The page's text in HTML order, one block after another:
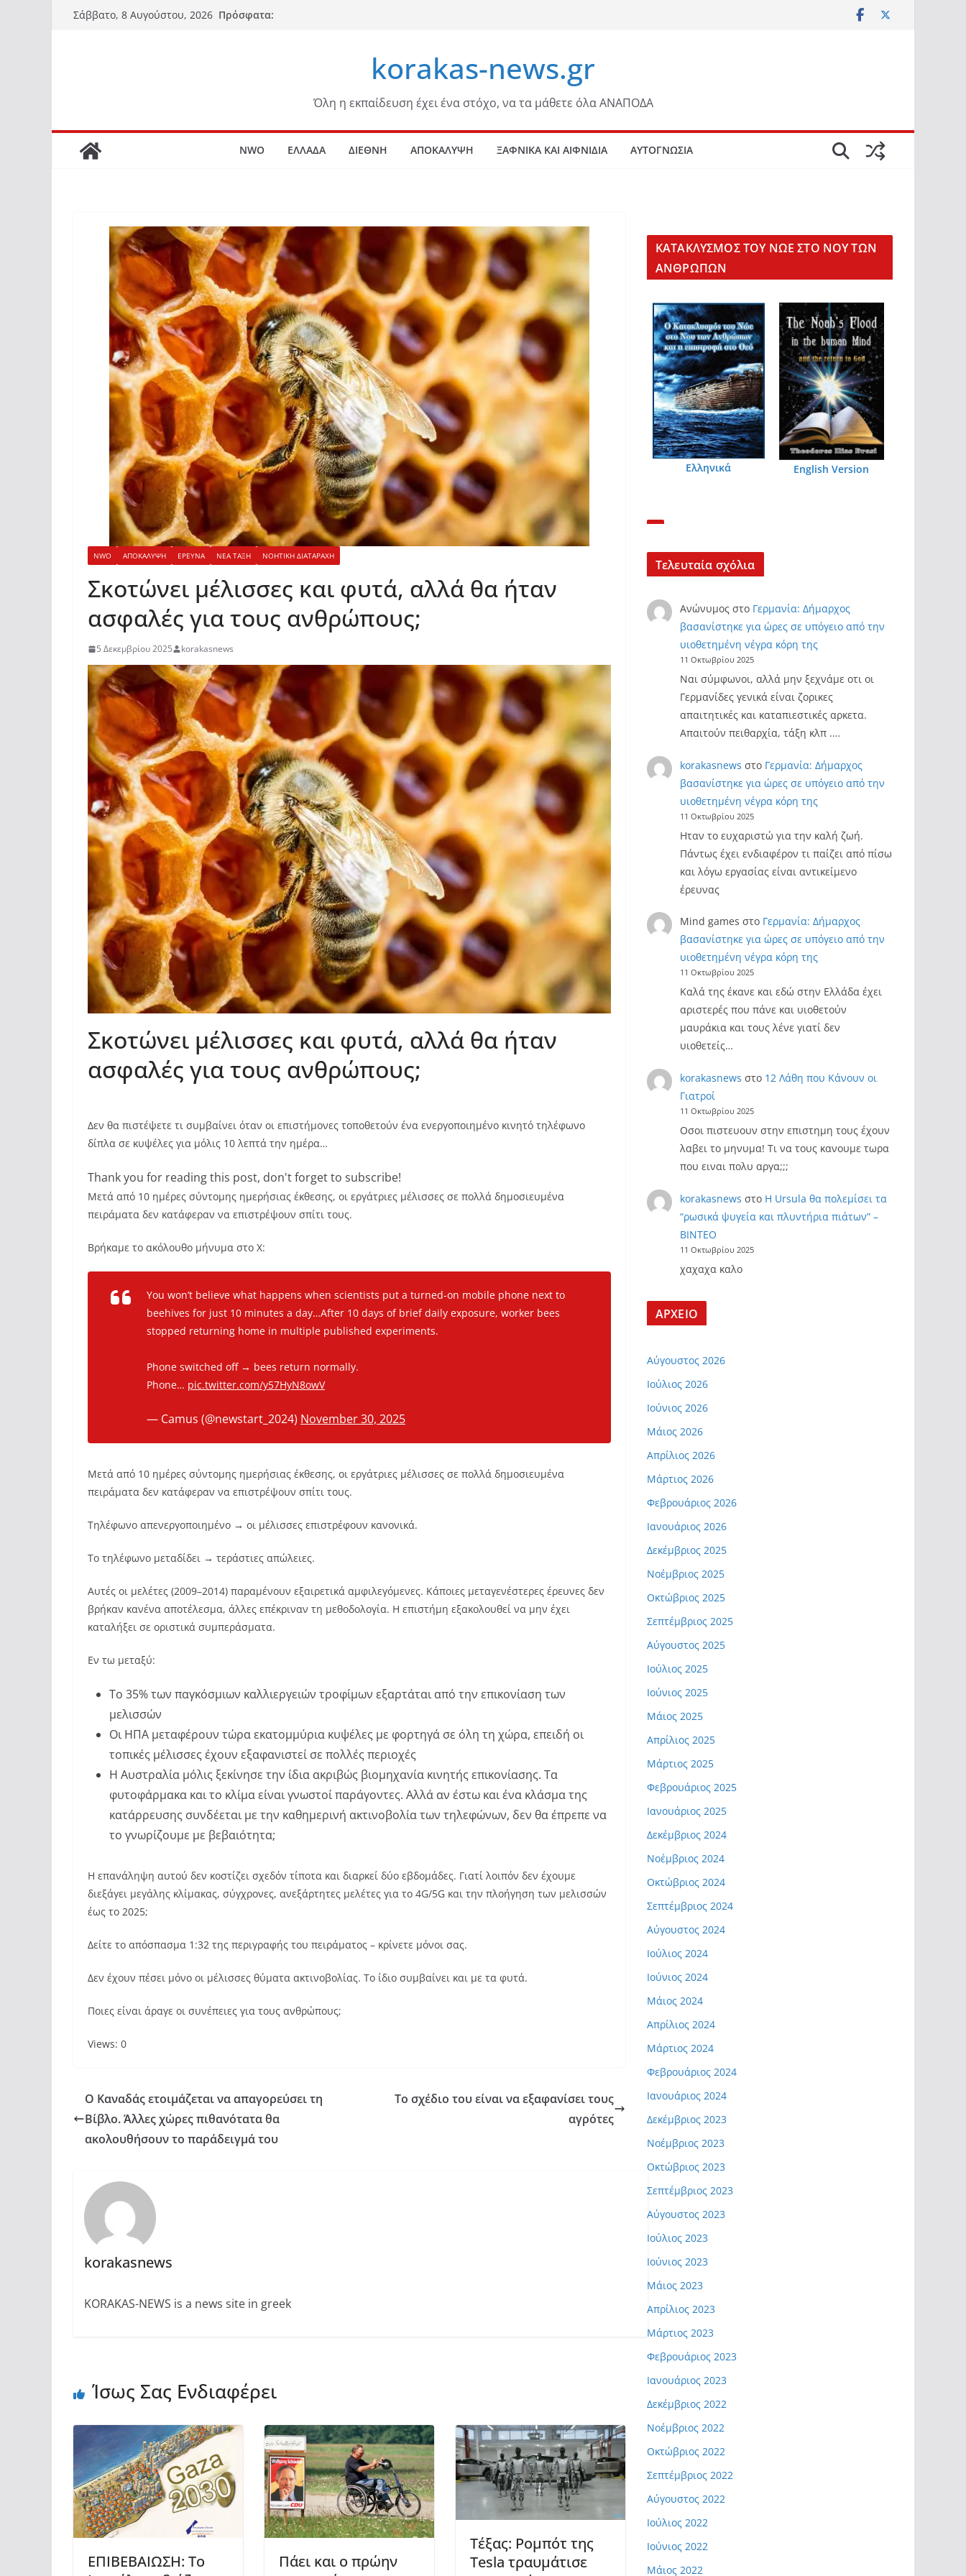
Μετάβαση
Σάββατο, 8 Αυγούστου, 2026 Πρόσφατα:
korakas-news.gr
Όλη η εκπαίδευση έχει ένα στόχο, να τα μάθετε όλα ΑΝΑΠΟΔΑ
NWO ΕΛΛΑΔΑ ΔΙΕΘΝΗ ΑΠΟΚΑΛΥΨΗ ΞΑΦΝΙΚΑ ΚΑΙ ΑΙΦΝΙΔΙΑ ΑΥΤΟΓΝΩΣΙΑ
NWO ΑΠΟΚΑΛΥΨΗ ΕΡΕΥΝΑ ΝΕΑ ΤΑΞΗ ΝΟΗΤΙΚΗ ΔΙΑΤΑΡΑΧΗ
Σκοτώνει μέλισσες και φυτά, αλλά θα ήταν
ασφαλές για τους ανθρώπους;
5 Δεκεμβρίου 2025 korakasnews
Σκοτώνει μέλισσες και φυτά, αλλά θα ήταν
ασφαλές για τους ανθρώπους;
Δεν θα πιστέψετε τι συμβαίνει όταν οι επιστήμονες τοποθετούν ένα ενεργοποιημένο κινητό τηλέφωνο
δίπλα σε κυψέλες για μόλις 10 λεπτά την ημέρα…
Thank you for reading this post, don't forget to subscribe!
Μετά από 10 ημέρες σύντομης ημερήσιας έκθεσης, οι εργάτριες μέλισσες σε πολλά δημοσιευμένα
πειράματα δεν κατάφεραν να επιστρέψουν σπίτι τους.
Βρήκαμε το ακόλουθο μήνυμα στο X:
You won’t believe what happens when scientists put a turned-on mobile phone next to
beehives for just 10 minutes a day…After 10 days of brief daily exposure, worker bees
stopped returning home in multiple published experiments.
Phone switched off → bees return normally.
Phone… pic.twitter.com/y57HyN8owV
— Camus (@newstart_2024) November 30, 2025
Μετά από 10 ημέρες σύντομης ημερήσιας έκθεσης, οι εργάτριες μέλισσες σε πολλά δημοσιευμένα
πειράματα δεν κατάφεραν να επιστρέψουν σπίτι τους.
Τηλέφωνο απενεργοποιημένο → οι μέλισσες επιστρέφουν κανονικά.
Το τηλέφωνο μεταδίδει → τεράστιες απώλειες.
Αυτές οι μελέτες (2009–2014) παραμένουν εξαιρετικά αμφιλεγόμενες. Κάποιες μεταγενέστερες έρευνες δεν
βρήκαν κανένα αποτέλεσμα, άλλες επέκριναν τη μεθοδολογία. Η επιστήμη εξακολουθεί να μην έχει
καταλήξει σε οριστικά συμπεράσματα.
Εν τω μεταξύ:
Το 35% των παγκόσμιων καλλιεργειών τροφίμων εξαρτάται από την επικονίαση των
μελισσών
Οι ΗΠΑ μεταφέρουν τώρα εκατομμύρια κυψέλες με φορτηγά σε όλη τη χώρα, επειδή οι
τοπικές μέλισσες έχουν εξαφανιστεί σε πολλές περιοχές
Η Αυστραλία μόλις ξεκίνησε την ίδια ακριβώς βιομηχανία κινητής επικονίασης. Τα
φυτοφάρμακα και το κλίμα είναι γνωστοί παράγοντες. Αλλά αν έστω και ένα κλάσμα της
κατάρρευσης συνδέεται με την καθημερινή ακτινοβολία των τηλεφώνων, δεν θα έπρεπε να
το γνωρίζουμε με βεβαιότητα;
Η επανάληψη αυτού δεν κοστίζει σχεδόν τίποτα και διαρκεί δύο εβδομάδες. Γιατί λοιπόν δεν έχουμε
διεξάγει μεγάλης κλίμακας, σύγχρονες, ανεξάρτητες μελέτες για το 4G/5G και την πλοήγηση των μελισσών
έως το 2025;
Δείτε το απόσπασμα 1:32 της περιγραφής του πειράματος – κρίνετε μόνοι σας.
Δεν έχουν πέσει μόνο οι μέλισσες θύματα ακτινοβολίας. Το ίδιο συμβαίνει και με τα φυτά.
Ποιες είναι άραγε οι συνέπειες για τους ανθρώπους;
Views: 0
Ο Καναδάς ετοιμάζεται να απαγορεύσει τη
Βίβλο. Άλλες χώρες πιθανότατα θα
ακολουθήσουν το παράδειγμά του
Το σχέδιο του είναι να εξαφανίσει τους
αγρότες
korakasnews
KORAKAS-NEWS is a news site in greek
Ίσως Σας Ενδιαφέρει
ΕΠΙΒΕΒΑΙΩΣΗ: Το
Πάει και ο πρώην
Tέξας: Ρομπότ της
Tesla τραυμάτισε
KΑΤΑΚΛΥΣΜΟΣ ΤΟΥ ΝΩΕ ΣΤΟ ΝΟΥ ΤΩΝ
ΑΝΘΡΩΠΩΝ
Ελληνικά English Version
Τελευταία σχόλια
Ανώνυμοςστο Γερμανία: Δήμαρχος
βασανίστηκε για ώρες σε υπόγειο από την
υιοθετημένη νέγρα κόρη της
11 Οκτωβρίου 2025
Ναι σύμφωνοι, αλλά μην ξεχνάμε οτι οι
Γερμανίδες γενικά είναι ζορικες
απαιτητικές και καταπιεστικές αρκετα.
Απαιτούν πειθαρχία, τάξη κλπ .…
korakasnews στο Γερμανία: Δήμαρχος
βασανίστηκε για ώρες σε υπόγειο από την
υιοθετημένη νέγρα κόρη της
11 Οκτωβρίου 2025
Ηταν το ευχαριστώ για την καλή ζωή.
Πάντως έχει ενδιαφέρον τι παίζει από πίσω
και λόγω εργασίας είναι αντικείμενο
έρευνας
Mind games στο Γερμανία: Δήμαρχος
βασανίστηκε για ώρες σε υπόγειο από την
υιοθετημένη νέγρα κόρη της
11 Οκτωβρίου 2025
Καλά της έκανε και εδώ στην Ελλάδα έχει
αριστερές που πάνε και υιοθετούν
μαυράκια και τους λένε γιατί δεν
υιοθετείς…
korakasnews στο 12 Λάθη που Κάνουν οι
Γιατροί
11 Οκτωβρίου 2025
Οσοι πιστευουν στην επιστημη τους έχουν
λαβει το μηνυμα! Τι να τους κανουμε τωρα
που ειναι πολυ αργα;;;
korakasnews στο Η Ursula θα πολεμίσει τα
“ρωσικά ψυγεία και πλυντήρια πιάτων” –
ΒΙΝΤΕΟ
11 Οκτωβρίου 2025
χαχαχα καλο
ΑΡΧΕΙΟ
Αύγουστος 2026
Ιούλιος 2026
Ιούνιος 2026
Μάιος 2026
Απρίλιος 2026
Μάρτιος 2026
Φεβρουάριος 2026
Ιανουάριος 2026
Δεκέμβριος 2025
Νοέμβριος 2025
Οκτώβριος 2025
Σεπτέμβριος 2025
Αύγουστος 2025
Ιούλιος 2025
Ιούνιος 2025
Μάιος 2025
Απρίλιος 2025
Μάρτιος 2025
Φεβρουάριος 2025
Ιανουάριος 2025
Δεκέμβριος 2024
Νοέμβριος 2024
Οκτώβριος 2024
Σεπτέμβριος 2024
Αύγουστος 2024
Ιούλιος 2024
Ιούνιος 2024
Μάιος 2024
Απρίλιος 2024
Μάρτιος 2024
Φεβρουάριος 2024
Ιανουάριος 2024
Δεκέμβριος 2023
Νοέμβριος 2023
Οκτώβριος 2023
Σεπτέμβριος 2023
Αύγουστος 2023
Ιούλιος 2023
Ιούνιος 2023
Μάιος 2023
Απρίλιος 2023
Μάρτιος 2023
Φεβρουάριος 2023
Ιανουάριος 2023
Δεκέμβριος 2022
Νοέμβριος 2022
Οκτώβριος 2022
Σεπτέμβριος 2022
Αύγουστος 2022
Ιούλιος 2022
Ιούνιος 2022
Μάιος 2022